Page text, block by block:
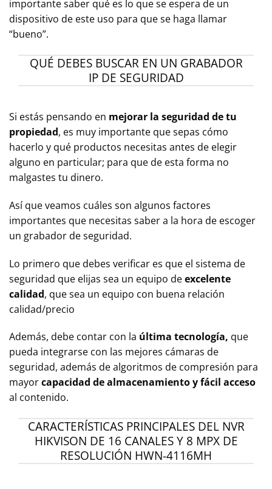
importante saber qué es lo que se espera de un
dispositivo de este uso para que se haga llamar
“bueno”.
QUÉ DEBES BUSCAR EN UN GRABADOR
IP DE SEGURIDAD
Si estás pensando en mejorar la seguridad de tu
propiedad, es muy importante que sepas cómo
hacerlo y qué productos necesitas antes de elegir
alguno en particular; para que de esta forma no
malgastes tu dinero.
Así que veamos cuáles son algunos factores
importantes que necesitas saber a la hora de escoger
un grabador de seguridad.
Lo primero que debes verificar es que el sistema de
seguridad que elijas sea un equipo deexcelente
calidad, que sea un equipo con buena relación
calidad/precio
Además, debe contar con la última tecnología, que
pueda integrarse con las mejores cámaras de
seguridad, además de algoritmos de compresión para
mayorcapacidad de almacenamiento y fácil acceso
al contenido.
CARACTERÍSTICAS PRINCIPALES DEL NVR
HIKVISON DE 16 CANALES Y 8 MPX DE
RESOLUCIÓN HWN-4116MH